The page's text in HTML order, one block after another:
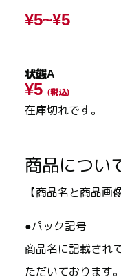
¥5~¥5
状態A
¥5 (税込)
在庫切れです。
商品につい
【商品名と商品画
●パック記号
商品名に記載され
ただいております。